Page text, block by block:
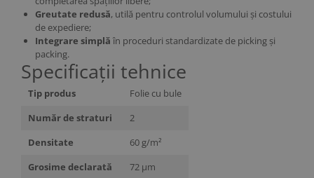
Greutate redusă, utilă pentru controlul volumului și costului
de expediere;
Integrare simplă în proceduri standardizate de picking și
packing.
Specificații tehnice
Tip produs
Folie cu bule
Număr de straturi
2
Densitate
60 g/m²
Grosime declarată
72 µm